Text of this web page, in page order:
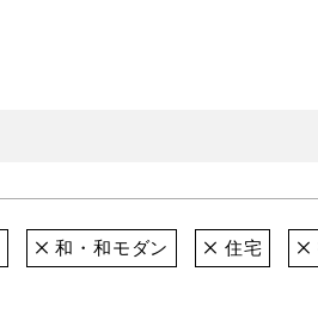
和・和モダン 住宅